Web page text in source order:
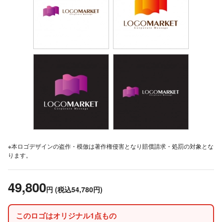
※本ロゴデザインの盗作・模倣は著作権侵害となり賠償請求・処罰の対象とな
ります。
49,800円 (税込54,780円)
このロゴはオリジナル1点もの